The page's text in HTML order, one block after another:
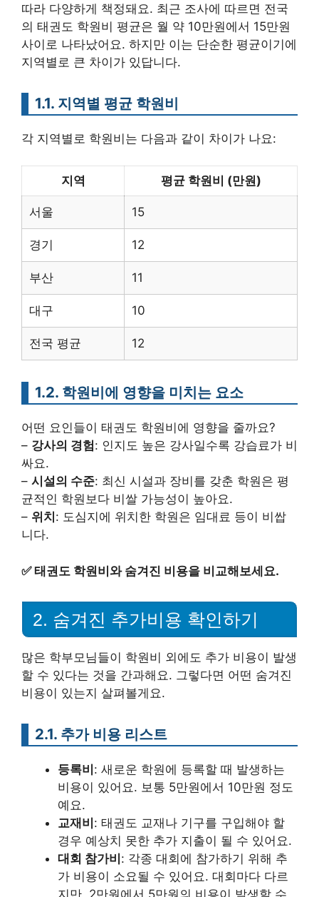
따라 다양하게 책정돼요. 최근 조사에 따르면 전국
의 태권도 학원비 평균은 월 약 10만원에서 15만원
사이로 나타났어요. 하지만 이는 단순한 평균이기에
지역별로 큰 차이가 있답니다.
1.1. 지역별 평균 학원비
각 지역별로 학원비는 다음과 같이 차이가 나요:
지역 평균 학원비 (만원)
서울 15
경기 12
부산 11
대구 10
전국 평균 12
1.2. 학원비에 영향을 미치는 요소
어떤 요인들이 태권도 학원비에 영향을 줄까요?
– 강사의 경험: 인지도 높은 강사일수록 강습료가 비
싸요.
– 시설의 수준: 최신 시설과 장비를 갖춘 학원은 평
균적인 학원보다 비쌀 가능성이 높아요.
– 위치 : 도심지에 위치한 학원은 임대료 등이 비쌉
니다.
✅태권도 학원비와 숨겨진 비용을 비교해보세요.
2. 숨겨진 추가비용 확인하기
많은 학부모님들이 학원비 외에도 추가 비용이 발생
할 수 있다는 것을 간과해요. 그렇다면 어떤 숨겨진
비용이 있는지 살펴볼게요.
2.1. 추가 비용 리스트
등록비: 새로운 학원에 등록할 때 발생하는
비용이 있어요. 보통 5만원에서 10만원 정도
예요.
교재비: 태권도 교재나 기구를 구입해야 할
경우 예상치 못한 추가 지출이 될 수 있어요.
대회 참가비: 각종 대회에 참가하기 위해 추
가 비용이 소요될 수 있어요. 대회마다 다르
지만, 2만원에서 5만원의 비용이 발생할 수